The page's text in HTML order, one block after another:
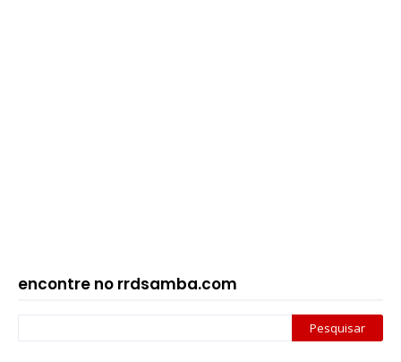
encontre no rrdsamba.com